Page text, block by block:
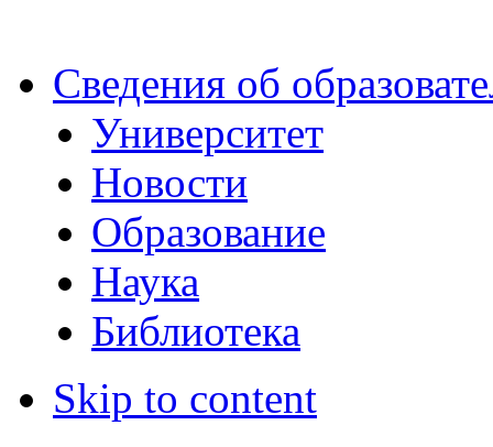
Сведения об
Университет
Новости
Образование
Наука
Библиотека
Skip to content